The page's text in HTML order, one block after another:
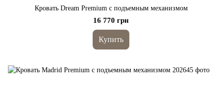
Кровать Dream Premium с подъемным механизмом
16 770 грн
Купить